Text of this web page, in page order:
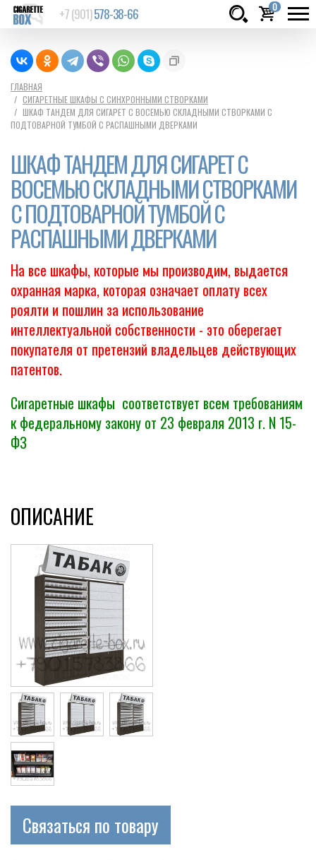
Cigarette
+7 (901)578-38-66 0
ГЛАВНАЯ
СИГАРЕТНЫЕ ШКАФЫ С СИНХРОННЫМИ СТВОРКАМИ
ШКАФ ТАНДЕМ ДЛЯ СИГАРЕТ С ВОСЕМЬЮ СКЛАДНЫМИ СТВОРКАМИ С
ПОДТОВАРНОЙ ТУМБОЙ С РАСПАШНЫМИ ДВЕРКАМИ
ШКАФ ТАНДЕМ ДЛЯ СИГАРЕТ С
ВОСЕМЬЮ СКЛАДНЫМИ СТВОРКАМИ
С ПОДТОВАРНОЙ ТУМБОЙ С
РАСПАШНЫМИ ДВЕРКАМИ
На все шкафы, которые мы производим, выдается
охранная марка, которая означает оплату всех
роялти и пошлин за использование
интеллектуальной собственности - это оберегает
покупателя от претензий владельцев действующих
патентов.
Сигаретные шкафы соответствует всем требованиям
к федеральному закону от 23 февраля 2013 г. N 15-
ФЗ
ОПИСАНИЕ
Связаться по товару